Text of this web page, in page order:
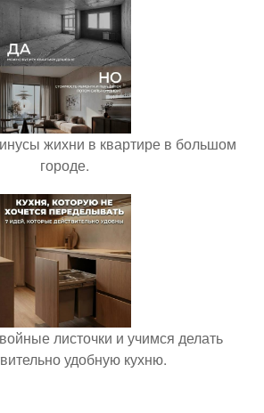
жихни в квартире в большом
городе.
листочки и учимся делать
удобную кухню.